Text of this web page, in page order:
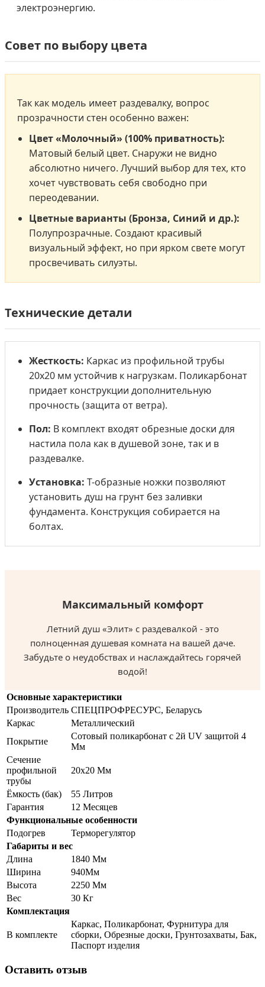
электроэнергию.
Совет по выбору цвета
Так как модель имеет раздевалку, вопрос
прозрачности стен особенно важен:
Цвет «Молочный» (100% приватность):
Матовый белый цвет. Снаружи не видно
абсолютно ничего. Лучший выбор для тех, кто
хочет чувствовать себя свободно при
переодевании.
Цветные варианты (Бронза, Синий и др.):
Полупрозрачные. Создают красивый
визуальный эффект, но при ярком свете могут
просвечивать силуэты.
Технические детали
Жесткость: Каркас из профильной трубы
20х20 мм устойчив к нагрузкам. Поликарбонат
придает конструкции дополнительную
прочность (защита от ветра).
Пол: В комплект входят обрезные доски для
настила пола как в душевой зоне, так и в
раздевалке.
Установка: Т-образные ножки позволяют
установить душ на грунт без заливки
фундамента. Конструкция собирается на
болтах.
Максимальный комфорт
Летний душ «Элит» с раздевалкой - это
полноценная душевая комната на вашей даче.
Забудьте о неудобствах и наслаждайтесь горячей
водой!
Основные характеристики
Производитель СПЕЦПРОФРЕСУРС, Беларусь
Каркас
Металлический
Покрытие
Сотовый поликарбонат с 2й UV защитой 4
Мм
Сечение
профильной
трубы
20х20 Мм
Ёмкость (бак)
55 Литров
Гарантия
12 Месяцев
Функциональные особенности
Подогрев
Терморегулятор
Габариты и вес
Длина
1840 Мм
Ширина
940Мм
Высота
2250 Мм
Вес
30 Кг
Комплектация
В комплекте
Каркас, Поликарбонат, Фурнитура для
сборки, Обрезные доски, Грунтозахваты, Бак,
Паспорт изделия
Оставить отзыв